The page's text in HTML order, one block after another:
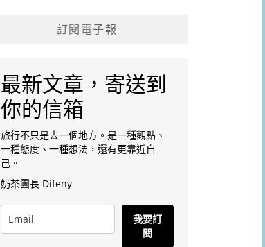
訂閱電子報
最新文章，寄送到
你的信箱
旅行不只是去一個地方。是一種觀點、
一種態度、一種想法，還有更靠近自
己。
奶茶團長 Difeny
我要訂
閱